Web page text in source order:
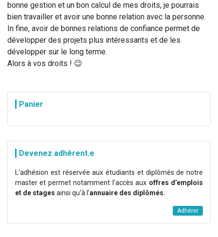
bonne gestion et un bon calcul de mes droits, je pourrais
bien travailler et avoir une bonne relation avec la personne.
In fine, avoir de bonnes relations de confiance permet de
développer des projets plus intéressants et de les
développer sur le long terme.
Alors à vos droits ! 😉
Panier
Devenez adhérent.e
L’adhésion est réservée aux étudiants et diplômés de notre
master et permet notamment l’accès aux offres d’emplois
et de stages ainsi qu'à l’annuaire des diplômés.
Adhérer